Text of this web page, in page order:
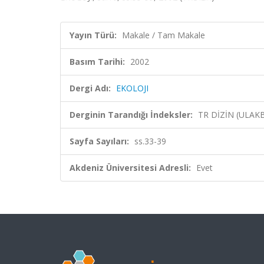
Yayın Türü: Makale / Tam Makale
Basım Tarihi: 2002
Dergi Adı: EKOLOJI
Derginin Tarandığı İndeksler: TR DİZİN
Sayfa Sayıları: ss.33-39
Akdeniz Üniversitesi Adresli: Evet